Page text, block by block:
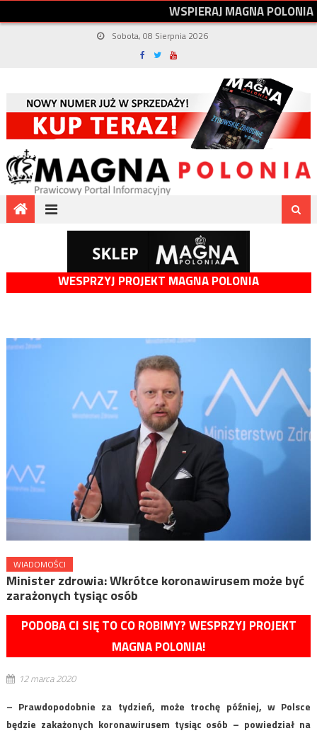
WSPIERAJMAGNAPOLONIA
Sobota, 08 Sierpnia 2026
WESPRZYJ PROJEKT MAGNA POLONIA
WIADOMOŚCI
Minister zdrowia: Wkrótce koronawirusem może być
zarażonych tysiąc osób
PODOBA CI SIĘ TO CO ROBIMY? WESPRZYJ PROJEKT
MAGNA POLONIA!
12 marca 2020
– Prawdopodobnie za tydzień, może trochę później, w Polsce
będzie zakażonych koronawirusem tysiąc osób – powiedział na